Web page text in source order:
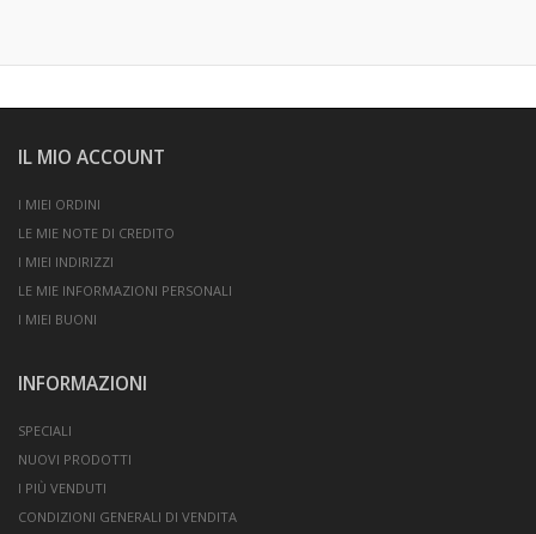
IL MIO ACCOUNT
I MIEI ORDINI
LE MIE NOTE DI CREDITO
I MIEI INDIRIZZI
LE MIE INFORMAZIONI PERSONALI
I MIEI BUONI
INFORMAZIONI
SPECIALI
NUOVI PRODOTTI
I PIÙ VENDUTI
CONDIZIONI GENERALI DI VENDITA